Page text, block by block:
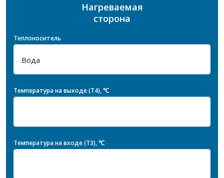
Нагреваемая
сторона
Теплоноситель
Температура на выходе (T4), ℃
Температура на входе (T3), ℃